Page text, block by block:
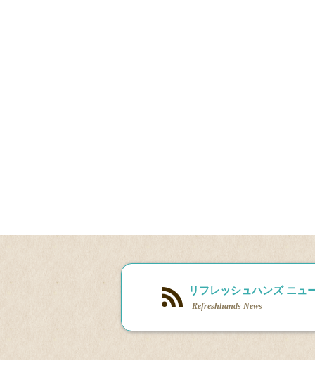
リフレッシュハンズ ニュ
Refreshhands News